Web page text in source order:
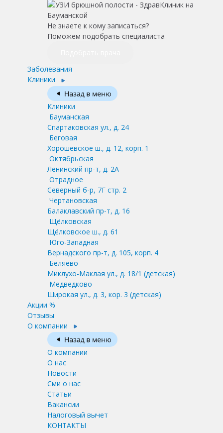
Не знаете к кому записаться?
Поможем подобрать специалиста
Заболевания
Клиники
Клиники
Бауманская
Спартаковская ул., д. 24
Беговая
Хорошевское ш., д. 12, корп. 1
Октябрьская
Ленинский пр-т, д. 2А
Отрадное
Северный б-р, 7Г стр. 2
Чертановская
Балаклавский пр-т, д. 16
Щёлковская
Щёлковское ш., д. 61
Юго-Западная
Вернадского пр-т, д. 105, корп. 4
Беляево
Миклухо-Маклая ул., д. 18/1 (детская)
Медведково
Широкая ул., д. 3, кор. 3 (детская)
Акции %
Отзывы
О компании
О компании
О нас
Новости
Сми о нас
Статьи
Вакансии
Налоговый вычет
КОНТАКТЫ